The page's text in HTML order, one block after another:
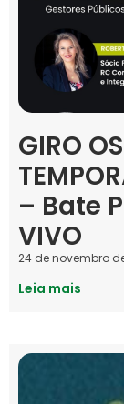
GIRO
– Bate
VIVO
24 de novembro
Leia mais